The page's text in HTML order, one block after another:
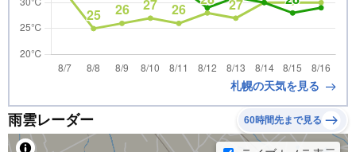
札幌の天気を見る
雨雲レーダー 60時間先まで見る